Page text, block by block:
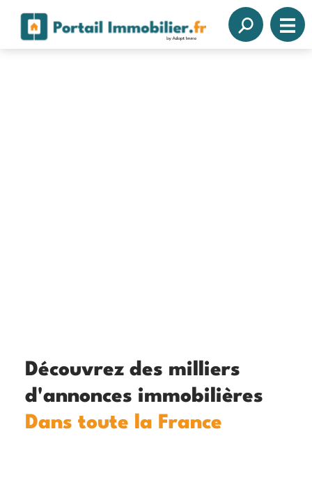
Découvrez des milliers
d'annonces immobilières
Dans toute la France